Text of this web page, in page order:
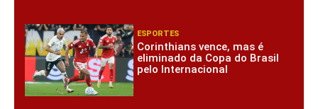
ESPORTES
Corinthians vence, mas é
eliminado da Copa do Brasil
pelo Internacional